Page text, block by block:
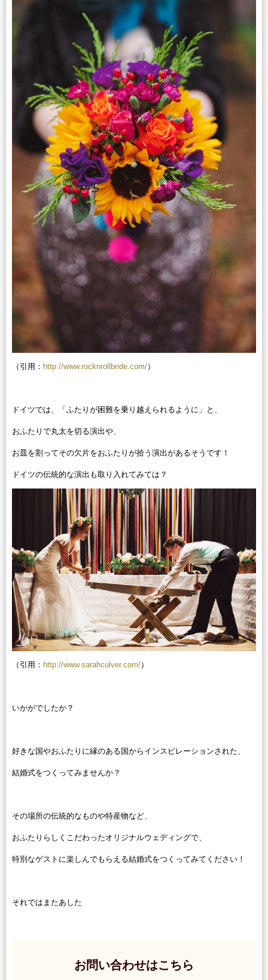
（引用： http://www.rocknrollbride.com/）
ドイツでは、「ふたりが困難を乗り越えられるように」と、
おふたりで丸太を切る演出や、
お皿を割ってその欠片をおふたりが拾う演出があるそうです！
ドイツの伝統的な演出も取り入れてみては？
（引用： http://www.sarahculver.com/）
いかがでしたか？
好きな国やおふたりに縁のある国からインスピレーションされた、
結婚式をつくってみませんか？
その場所の伝統的なものや特産物など、
おふたりらしくこだわったオリジナルウェディングで、
特別なゲストに楽しんでもらえる結婚式をつくってみてください！
それではまたあした
お問い合わせはこちら